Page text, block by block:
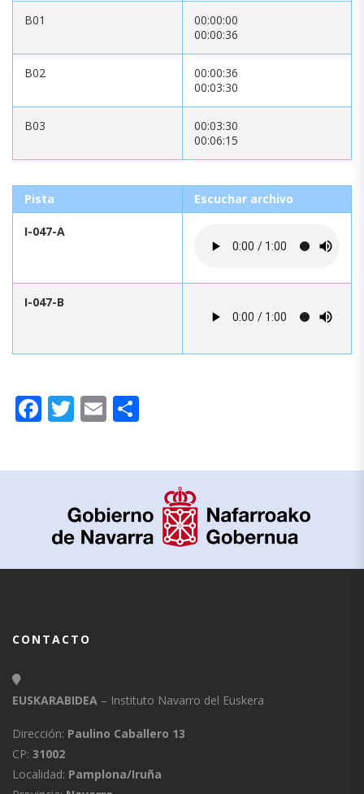
B01
00:00:00
00:00:36
B02
00:00:36
00:03:30
B03
00:03:30
00:06:15
Pista Escuchar archivo
I-047-A
I-047-B
Facebook
Twitter
Email
CONTACTO
EUSKARABIDEA – Instituto Navarro del Euskera
Dirección: Paulino Caballero 13
CP: 31002
Localidad: Pamplona/Iruña